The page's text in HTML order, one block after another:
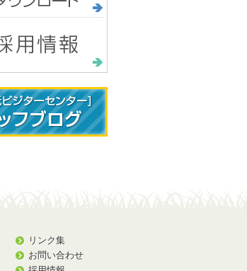
リンク集
お問い合わせ